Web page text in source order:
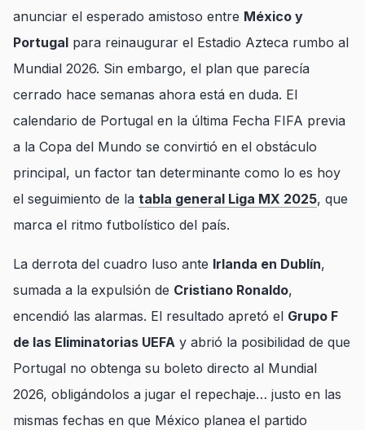
anunciar el esperado amistoso entre México y
Portugal para reinaugurar el Estadio Azteca rumbo al
Mundial 2026. Sin embargo, el plan que parecía
cerrado hace semanas ahora está en duda. El
calendario de Portugal en la última Fecha FIFA previa
a la Copa del Mundo se convirtió en el obstáculo
principal, un factor tan determinante como lo es hoy
el seguimiento de la tabla general Liga MX 2025, que
marca el ritmo futbolístico del país.
La derrota del cuadro luso ante Irlanda en Dublín,
sumada a la expulsión de Cristiano Ronaldo,
encendió las alarmas. El resultado apretó el Grupo F
de las Eliminatorias UEFA y abrió la posibilidad de que
Portugal no obtenga su boleto directo al Mundial
2026, obligándolos a jugar el repechaje… justo en las
mismas fechas en que México planea el partido